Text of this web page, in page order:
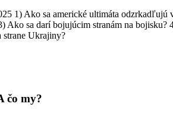
1) Ako sa americké ultimáta
Ako sa darí bojujúcim stranám na
strane Ukrajiny?
čo my?